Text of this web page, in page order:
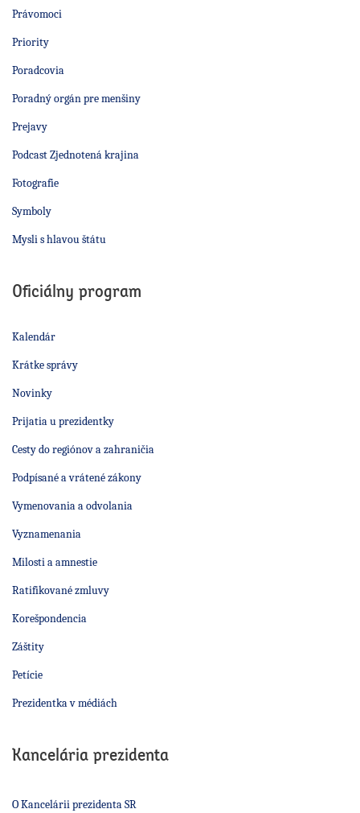
Právomoci
Priority
Poradcovia
Poradný orgán pre menšiny
Prejavy
Podcast Zjednotená krajina
Fotografie
Symboly
Mysli s hlavou štátu
Oficiálny program
Kalendár
Krátke správy
Novinky
Prijatia u prezidentky
Cesty do regiónov a zahraničia
Podpísané a vrátené zákony
Vymenovania a odvolania
Vyznamenania
Milosti a amnestie
Ratifikované zmluvy
Korešpondencia
Záštity
Petície
Prezidentka v médiách
Kancelária prezidenta
O Kancelárii prezidenta SR